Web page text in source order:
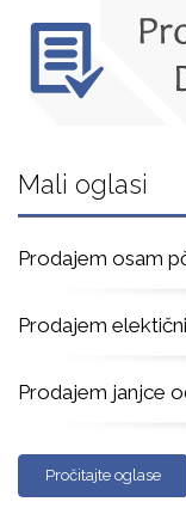
Mali oglasi
Prodajem osam
Prodajem
Prodajem janjce
Pročitajte oglase